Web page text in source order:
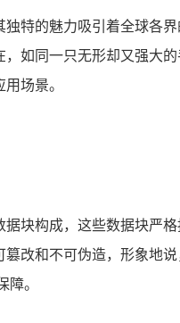
特的魅力吸引着全球各
如同一只无形却又强大
场景。
块构成，这些数据块严
改和不可伪造，形象地
。